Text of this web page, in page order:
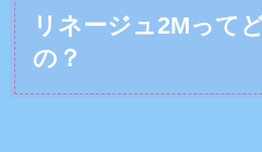
リネージュ2Mって
の？